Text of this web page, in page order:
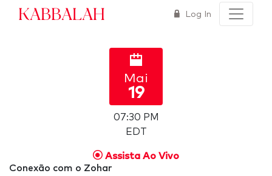
Kabbalah Log In
Mai
19
07:30 PM
EDT
Assista Ao Vivo
Conexão com o Zohar